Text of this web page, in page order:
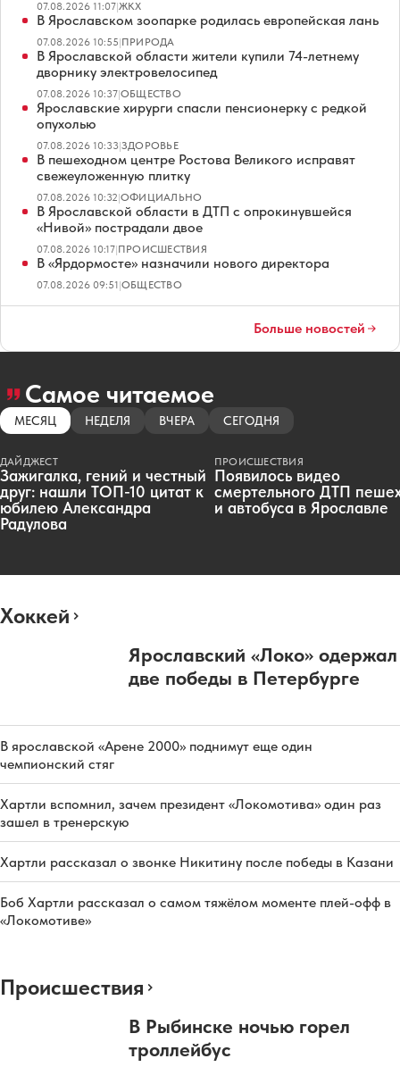
07.08.2026 11:07|ЖКХ
В Ярославском зоопарке родилась европейская лань
07.08.2026 10:55|ПРИРОДА
В Ярославской области жители купили 74-летнему
дворнику электровелосипед
07.08.2026 10:37|ОБЩЕСТВО
Ярославские хирурги спасли пенсионерку с редкой
опухолью
07.08.2026 10:33|ЗДОРОВЬЕ
В пешеходном центре Ростова Великого исправят
свежеуложенную плитку
07.08.2026 10:32|ОФИЦИАЛЬНО
В Ярославской области в ДТП с опрокинувшейся
«Нивой» пострадали двое
07.08.2026 10:17|ПРОИСШЕСТВИЯ
В «Ярдормосте» назначили нового директора
07.08.2026 09:51|ОБЩЕСТВО
Больше новостей
Самое читаемое
МЕСЯЦ НЕДЕЛЯ ВЧЕРА СЕГОДНЯ
ДАЙДЖЕСТ
Зажигалка, гений и честный
друг: нашли ТОП-10 цитат к
юбилею Александра
Радулова
ПРОИСШЕСТВИЯ
Появилось видео
смертельного ДТП
и автобуса в Ярославле
Хоккей
Ярославский «Локо» одержал
две победы в Петербурге
В ярославской «Арене 2000» поднимут еще один
чемпионский стяг
Хартли вспомнил, зачем президент «Локомотива» один раз
зашел в тренерскую
Хартли рассказал о звонке Никитину после победы в Казани
Боб Хартли рассказал о самом тяжёлом моменте плей-офф в
«Локомотиве»
Происшествия
В Рыбинске ночью горел
троллейбус